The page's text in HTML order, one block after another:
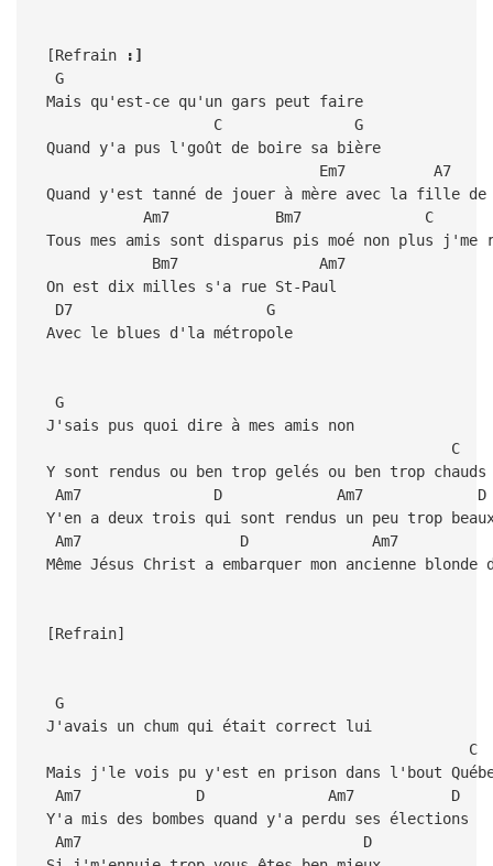
[Refrain
:]
G
Mais qu'est-ce qu'un gars peut faire
C G
Quand y'a pus l'goût de boire sa bière
Em7 A7
Quand y'est tanné de jouer à mère avec la fille de
Am7 Bm7
Tous mes amis sont disparus pis moé non plus j'me
Bm7 Am7
On est dix milles s'a rue St-Paul
D7 G
Avec le blues d'la métropole
G
J'sais pus quoi dire à mes amis non
C
Y sont rendus ou ben trop gelés ou ben trop chauds
Am7 D Am7
Y'en a deux trois qui sont rendus un peu trop
Am7 D
Même Jésus Christ a embarquer mon ancienne blonde
[Refrain]
G
J'avais un chum qui était correct lui
C
Mais j'le vois pu y'est en prison dans l'bout
Am7 D Am7 D
Y'a mis des bombes quand y'a perdu ses élections
Am7 D